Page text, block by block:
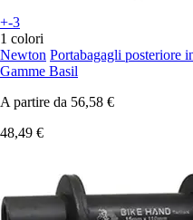
+-3
1 colori
Newton Portabagagli posteriore
Gamme Basil
A partire da 56,58 €
48,49 €